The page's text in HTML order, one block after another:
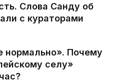
Слова Санду об
с кураторами
нормально». Почему
селу»